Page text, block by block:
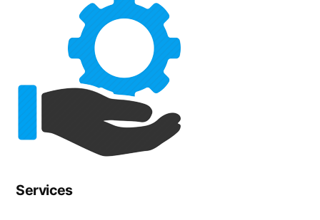
Services